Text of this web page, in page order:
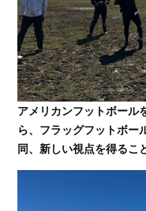
アメリカンフットボール
ら、フラッグフットボー
同、新しい視点を得るこ